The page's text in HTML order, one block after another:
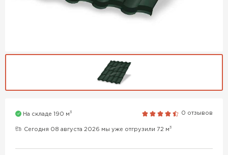
На складе 190 м3 0 отзывов
Сегодня 08 августа 2026 мы уже отгрузили 72 м3